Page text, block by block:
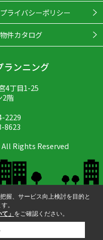
プライバシーポリシー
物件カタログ
ランニング
4丁目1-25
2階
2229
8623
Rights Reserved
握、サービス向上検討を目的と
。
」 をご確認ください。